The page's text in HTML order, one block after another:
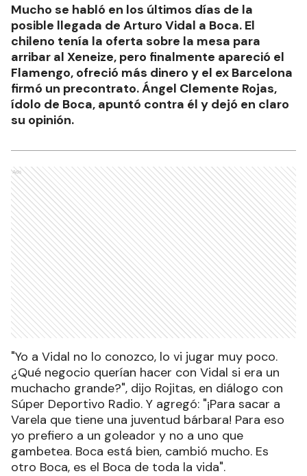
Mucho se habló en los últimos días de la
posible llegada de Arturo Vidal a Boca. El
chileno tenía la oferta sobre la mesa para
arribar al Xeneize, pero finalmente apareció el
Flamengo, ofreció más dinero y el ex Barcelona
firmó un precontrato. Ángel Clemente Rojas,
ídolo de Boca, apuntó contra él y dejó en claro
su opinión.
Ads
"Yo a Vidal no lo conozco, lo vi jugar muy poco.
¿Qué negocio querían hacer con Vidal si era un
muchacho grande?", dijo Rojitas, en diálogo con
Súper Deportivo Radio. Y agregó: "¡Para sacar a
Varela que tiene una juventud bárbara! Para eso
yo prefiero a un goleador y no a uno que
gambetea. Boca está bien, cambió mucho. Es
otro Boca, es el Boca de toda la vida".